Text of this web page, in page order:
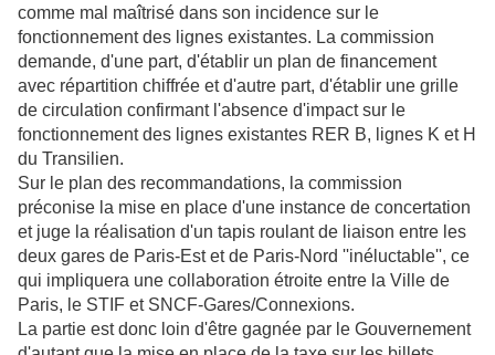
comme mal maîtrisé dans son incidence sur le
fonctionnement des lignes existantes. La commission
demande, d'une part, d'établir un plan de financement
avec répartition chiffrée et d'autre part, d'établir une grille
de circulation confirmant l'absence d'impact sur le
fonctionnement des lignes existantes RER B, lignes K et H
du Transilien.
Sur le plan des recommandations, la commission
préconise la mise en place d'une instance de concertation
et juge la réalisation d'un tapis roulant de liaison entre les
deux gares de Paris-Est et de Paris-Nord ''inéluctable'', ce
qui impliquera une collaboration étroite entre la Ville de
Paris, le STIF et SNCF-Gares/Connexions.
La partie est donc loin d'être gagnée par le Gouvernement